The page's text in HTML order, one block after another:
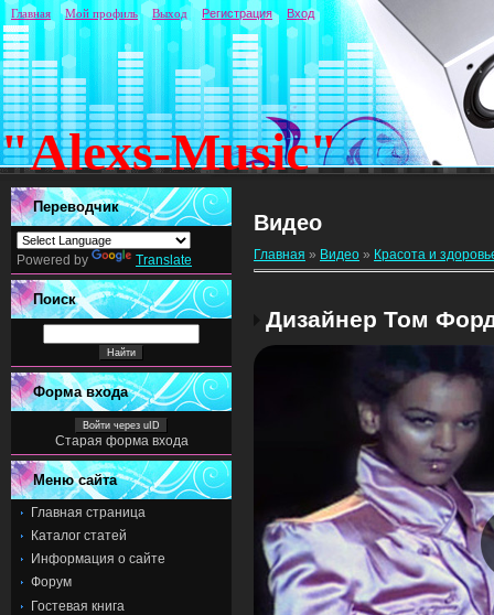
"Alexs-Music"
Главная Мой профиль Выход Регистрация Вход
Переводчик
Powered by Translate
Поиск
Форма входа
Войти через uID
Старая форма входа
Меню сайта
Главная страница
Каталог статей
Информация о сайте
Форум
Гостевая книга
Видео
Главная » Видео » Красота и
Дизайнер Том